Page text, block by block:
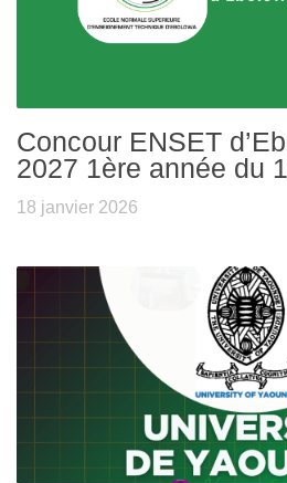
Concour ENSET
2027 1ère année du
18 janvier 2026